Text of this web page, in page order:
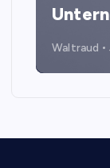
Waltraud